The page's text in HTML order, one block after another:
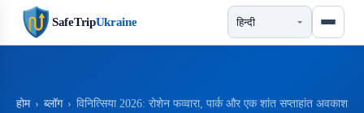
SafeTripUkraine
होम › ब्लॉग › विनित्सिया 2026: रोशेन फव्वारा, पार्क और एक शांत सप्ताहांत अवकाश